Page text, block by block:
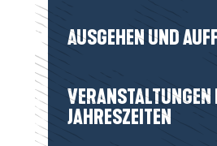
AUSGEHEN UND
JAHRESZEITEN